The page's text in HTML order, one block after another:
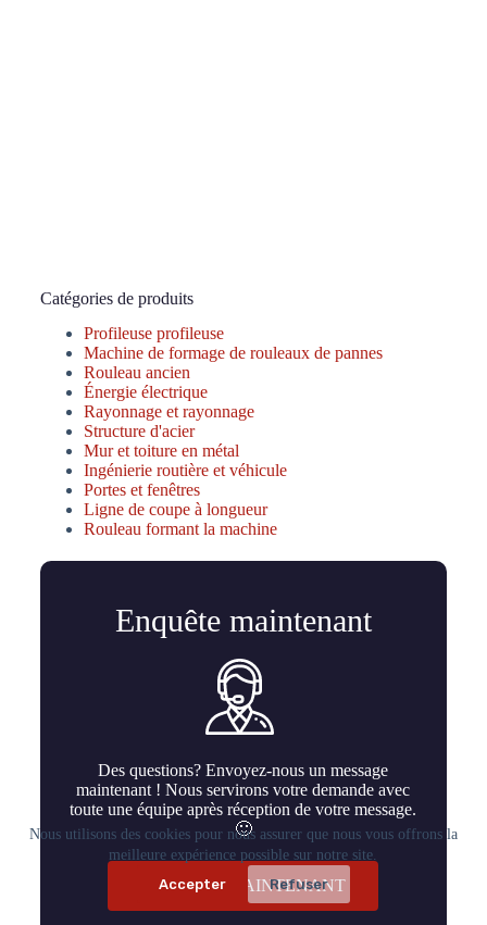
Nous utilisons des cookies pour nous assurer que nous vous offrons la
meilleure expérience possible sur notre site.
Accepter
Refuser
Catégories de produits
Profileuse profileuse
Machine de formage de rouleaux de pannes
Rouleau ancien
Énergie électrique
Rayonnage et rayonnage
Structure d'acier
Mur et toiture en métal
Ingénierie routière et véhicule
Portes et fenêtres
Ligne de coupe à longueur
Rouleau formant la machine
Enquête maintenant
Des questions? Envoyez-nous un message
maintenant ! Nous servirons votre demande avec
toute une équipe après réception de votre message.
🙂
ENQUÊTE MAINTENANT